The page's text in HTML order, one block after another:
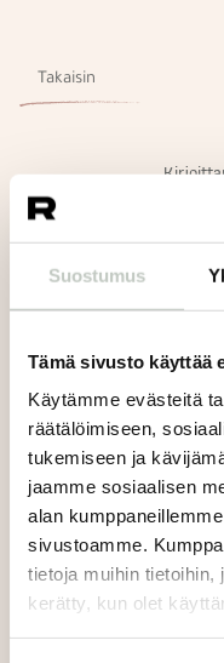
Suostumus
Tämä sivusto käyttää
Käytämme evästeitä
räätälöimiseen,
tukemiseen ja
jaamme sosiaalisen
alan
sivustoamme.
tietoja muihin tietoihin,
kerätty, kun olet
Takaisin
joogatuntien normaali
Lisäksi
ilmaisia tunteja
Torstai 4.4
Lempeä flow 11:30-
Astanga 13-13:45
Perjantai 5.4
Lempeä jooga 11-11:45
Flow 12:30-13:15